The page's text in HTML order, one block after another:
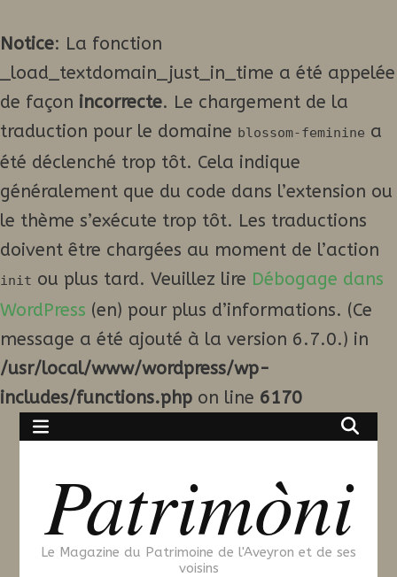
Notice: La fonction
_load_textdomain_just_in_time a été appelée
de façon incorrecte. Le chargement de la
traduction pour le domaine blossom-feminine a
été déclenché trop tôt. Cela indique
généralement que du code dans l’extension ou
le thème s’exécute trop tôt. Les traductions
doivent être chargées au moment de l’action
init ou plus tard. Veuillez lire Débogage dans
WordPress (en) pour plus d’informations. (Ce
message a été ajouté à la version 6.7.0.) in
/usr/local/www/wordpress/wp-
includes/functions.php on line 6170
Patrimòni
Le Magazine du Patrimoine de l'Aveyron et de ses
voisins